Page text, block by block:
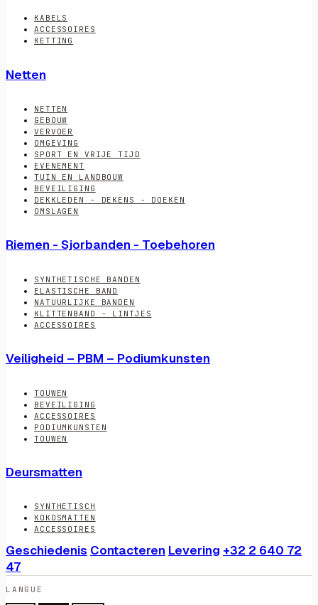
KABELS
ACCESSOIRES
KETTING
Netten
NETTEN
GEBOUW
VERVOER
OMGEVING
SPORT EN VRIJE TIJD
EVENEMENT
TUIN EN LANDBOUW
BEVEILIGING
DEKKLEDEN - DEKENS - DOEKEN
OMSLAGEN
Riemen - Sjorbanden - Toebehoren
SYNTHETISCHE BANDEN
ELASTISCHE BAND
NATUURLIJKE BANDEN
KLITTENBAND - LINTJES
ACCESSOIRES
Veiligheid – PBM – Podiumkunsten
TOUWEN
BEVEILIGING
ACCESSOIRES
PODIUMKUNSTEN
TOUWEN
Deursmatten
SYNTHETISCH
KOKOSMATTEN
ACCESSOIRES
Geschiedenis Contacteren Levering +32 2 640 72
47
LANGUE